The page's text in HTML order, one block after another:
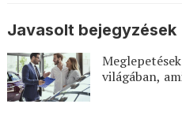
Javasolt bejegyzések
világában,